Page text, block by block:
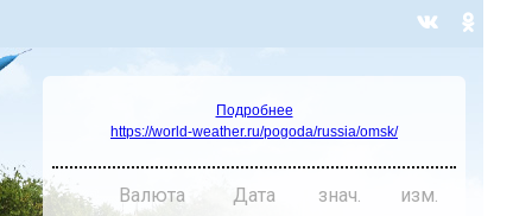
Подробнее
https://world-weather.ru/pogoda/russia/omsk/
Валюта Дата знач.
изм.